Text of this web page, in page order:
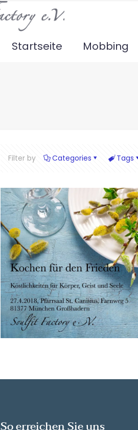
Startseite Mobbing
Filter by Categories Tags